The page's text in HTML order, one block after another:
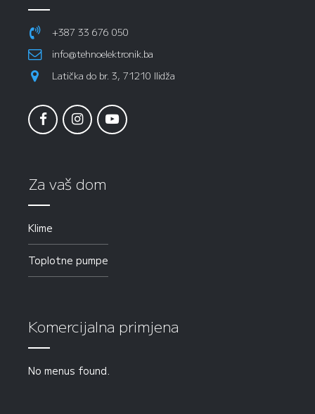
+387 33 676 050
info@tehnoelektronik.ba
Latička do br. 3, 71210 Ilidža
Za vaš dom
Klime
Toplotne pumpe
Komercijalna primjena
No menus found.